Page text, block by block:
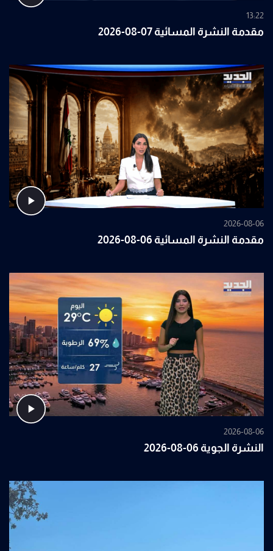
13:22
مقدمة النشرة المسائية 07-08-2026
2026-08-06
مقدمة النشرة المسائية 06-08-2026
2026-08-06
النشرة الجوية 06-08-2026